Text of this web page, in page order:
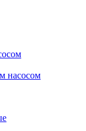
насосом